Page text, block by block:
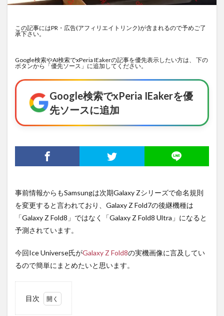
この記事にはPR・広告(アフィリエイトリンク)が含まれるので予めご了
承下さい。
Google検索やAI検索でxPeria IEakerの記事を優先表示したい方は、 下の
ボタンから「優先ソース」に追加してください。
Google検索でxPeria IEakerを優
先ソースに追加
事前情報からもSamsungは次期Galaxy Zシリーズで命名規則
を変更すると言われており、Galaxy Z Fold7の後継機種は
「Galaxy Z Fold8」ではなく「Galaxy Z Fold8 Ultra」になると
予測されています。
今回Ice Universe氏がGalaxy Z Fold8の実機画像に言及してい
るので簡単にまとめたいと思います。
目次